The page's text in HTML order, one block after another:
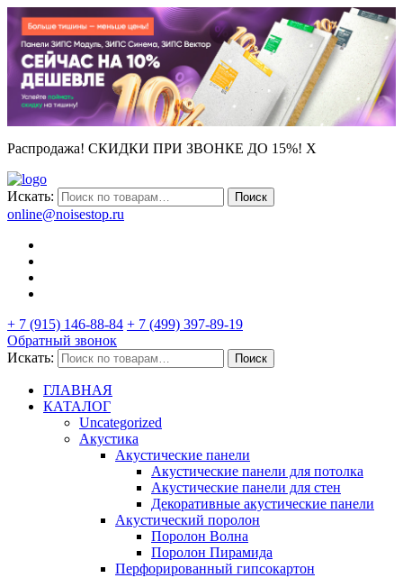
Распродажа! СКИДКИ ПРИ ЗВОНКЕ ДО 15%! X
Искать: Поиск
online@noisestop.ru
+ 7 (915) 146-88-84 + 7 (499) 397-89-19
Обратный звонок
Искать:
Поиск
ГЛАВНАЯ
КАТАЛОГ
Uncategorized
Акустика
Акустические панели
Акустические панели для потолка
Акустические панели для стен
Декоративные акустические панели
Акустический поролон
Поролон Волна
Поролон Пирамида
Перфорированный гипсокартон